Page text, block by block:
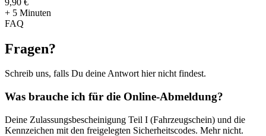
+ 5 Minuten
FAQ
Fragen?
Schreib uns, falls Du deine Antwort hier nicht findest.
Was brauche ich für die Online-Abmeldung?
Deine Zulassungsbescheinigung Teil I (Fahrzeugschein) und die
Kennzeichen mit den freigelegten Sicherheitscodes. Mehr nicht.